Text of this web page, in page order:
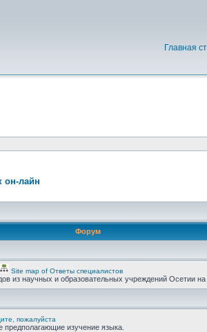
Главная
он-лайн
Форум
Site map of Ответы специалистов
из научных и образовательных учреждений Осетии
пожалуйста
предполагающие изучение языка.